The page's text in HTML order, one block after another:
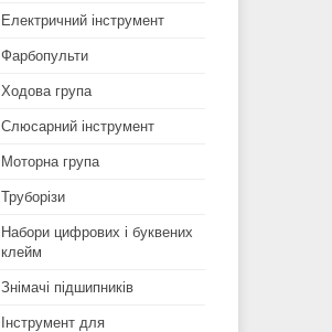
Електричний інструмент
Фарбопульти
Ходова група
Слюсарний інструмент
Моторна група
Труборізи
Набори цифрових і буквених
клейм
Знімачі підшипників
Інструмент для